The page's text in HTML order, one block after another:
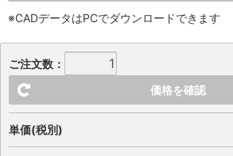
※CADデータはPCでダウンロードできます
ご注文数：
価格を確認
単価(税別)